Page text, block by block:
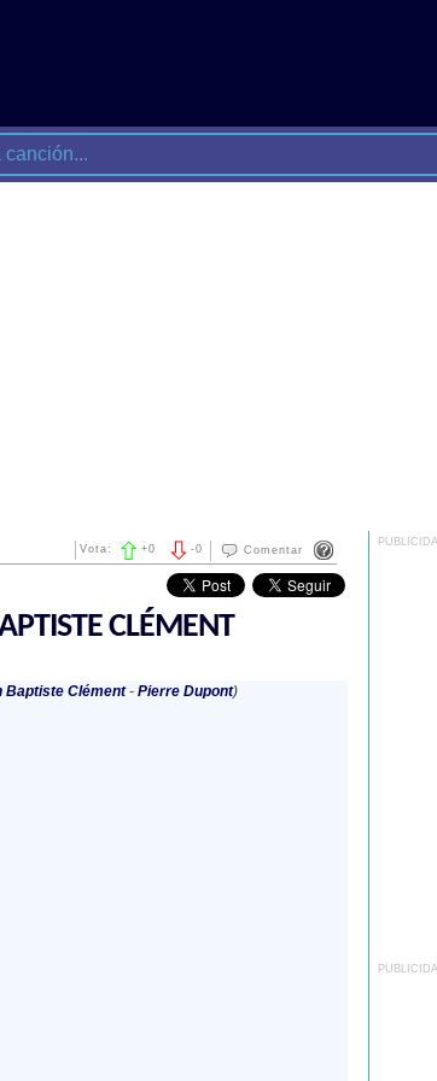
Comentar
-0
Vota: +0
CLÉMENT
Baptiste Clément- Pierre Dupont)